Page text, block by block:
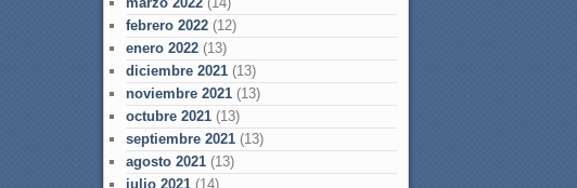
febrero 2022 (12)
enero 2022 (13)
diciembre 2021 (13)
noviembre 2021 (13)
octubre 2021 (13)
septiembre 2021 (13)
agosto 2021 (13)
julio 2021 (14)